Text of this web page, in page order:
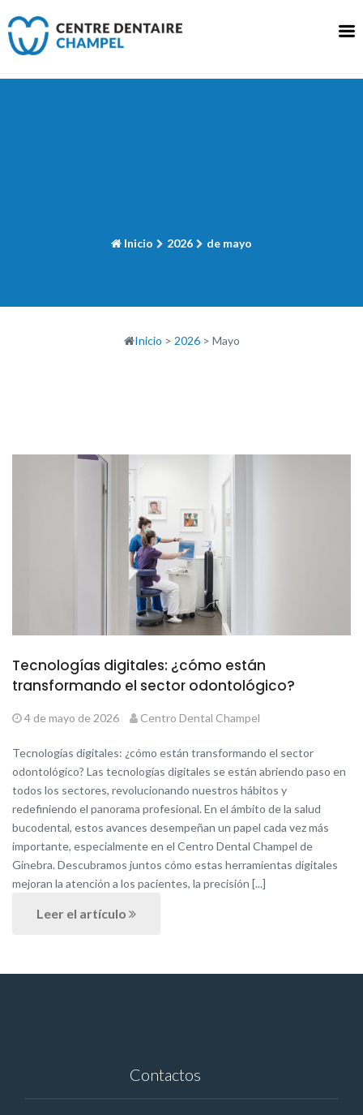
contenido
Inicio 2026 de mayo
Inicio > 2026> Mayo
Tecnologías digitales: ¿cómo están
transformando el sector odontológico?
4 de mayo de 2026 Centro Dental Champel
Tecnologías digitales: ¿cómo están transformando el sector
odontológico? Las tecnologías digitales se están abriendo paso en
todos los sectores, revolucionando nuestros hábitos y
redefiniendo el panorama profesional. En el ámbito de la salud
bucodental, estos avances desempeñan un papel cada vez más
importante, especialmente en el Centro Dental Champel de
Ginebra. Descubramos juntos cómo estas herramientas digitales
mejoran la atención a los pacientes, la precisión [...]
Leer el artículo
Contactos